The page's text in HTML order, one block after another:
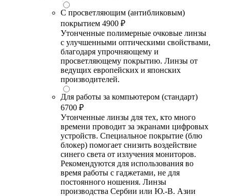
С просветляющим (антибликовым)
покрытием 4900 ₽
Утонченные полимерные очковые линзы
с улучшенными оптическими свойствами,
благодаря упрочняющему и
просветляющему покрытию. Линзы от
ведущих европейских и японских
производителей.
Для работы за компьютером (стандарт)
6700 ₽
Утонченные линзы для тех, кто много
времени проводит за экранами цифровых
устройств. Специальное покрытие (блю
блокер) помогает снизить воздействие
синего света от излучения мониторов.
Рекомендуются для использования во
время работы с гаджетами, не для
постоянного ношения. Линзы
производства Сербии или Ю.-В. Азии